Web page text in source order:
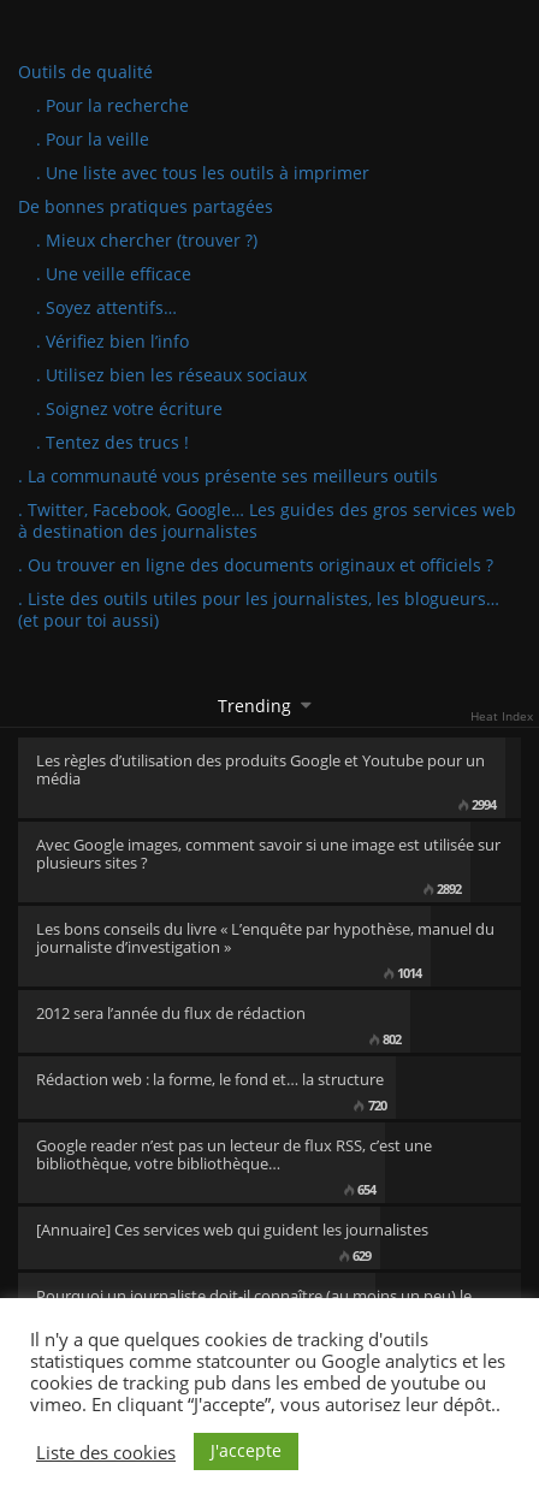
Outils de qualité
. Pour la recherche
. Pour la veille
. Une liste avec tous les outils à imprimer
De bonnes pratiques partagées
. Mieux chercher (trouver ?)
. Une veille efficace
. Soyez attentifs…
. Vérifiez bien l’info
. Utilisez bien les réseaux sociaux
. Soignez votre écriture
. Tentez des trucs !
. La communauté vous présente ses meilleurs outils
. Twitter, Facebook, Google… Les guides des gros services web
à destination des journalistes
. Ou trouver en ligne des documents originaux et officiels ?
. Liste des outils utiles pour les journalistes, les blogueurs…
(et pour toi aussi)
Trending Heat Index
Les règles d’utilisation des produits Google et Youtube pour un
média
2994
Avec Google images, comment savoir si une image est utilisée sur
plusieurs sites ?
2892
Les bons conseils du livre « L’enquête par hypothèse, manuel du
journaliste d’investigation »
1014
2012 sera l’année du flux de rédaction
802
Rédaction web : la forme, le fond et… la structure
720
Google reader n’est pas un lecteur de flux RSS, c’est une
bibliothèque, votre bibliothèque…
654
[Annuaire] Ces services web qui guident les journalistes
629
Pourquoi un journaliste doit-il connaître (au moins un peu) le
501
Fonts by Google Fonts. Icons by Fontello. Full Credits
Il n'y a que quelques cookies de tracking d'outils
statistiques comme statcounter ou Google analytics et les
cookies de tracking pub dans les embed de youtube ou
vimeo. En cliquant “J'accepte”, vous autorisez leur dépôt..
Liste des cookies
J'accepte